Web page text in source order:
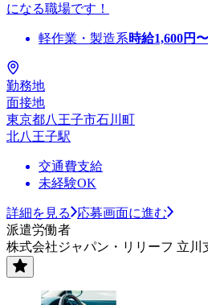
になる職場です！
軽作業・製造系時給1,600円〜
勤務地
面接地
東京都八王子市石川町
北八王子駅
交通費支給
未経験OK
詳細を見る
応募画面に進む
派遣労働者
株式会社ジャパン・リリーフ 立川